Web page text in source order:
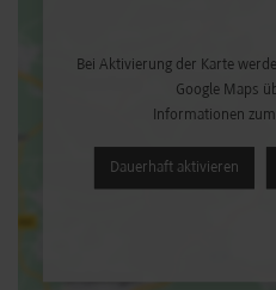
Bei Aktivierung der Karte
Google Maps
Informationen zum
Dauerhaft aktivieren